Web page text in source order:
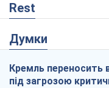
Rest
Думки
Кремль переносить
під загрозою